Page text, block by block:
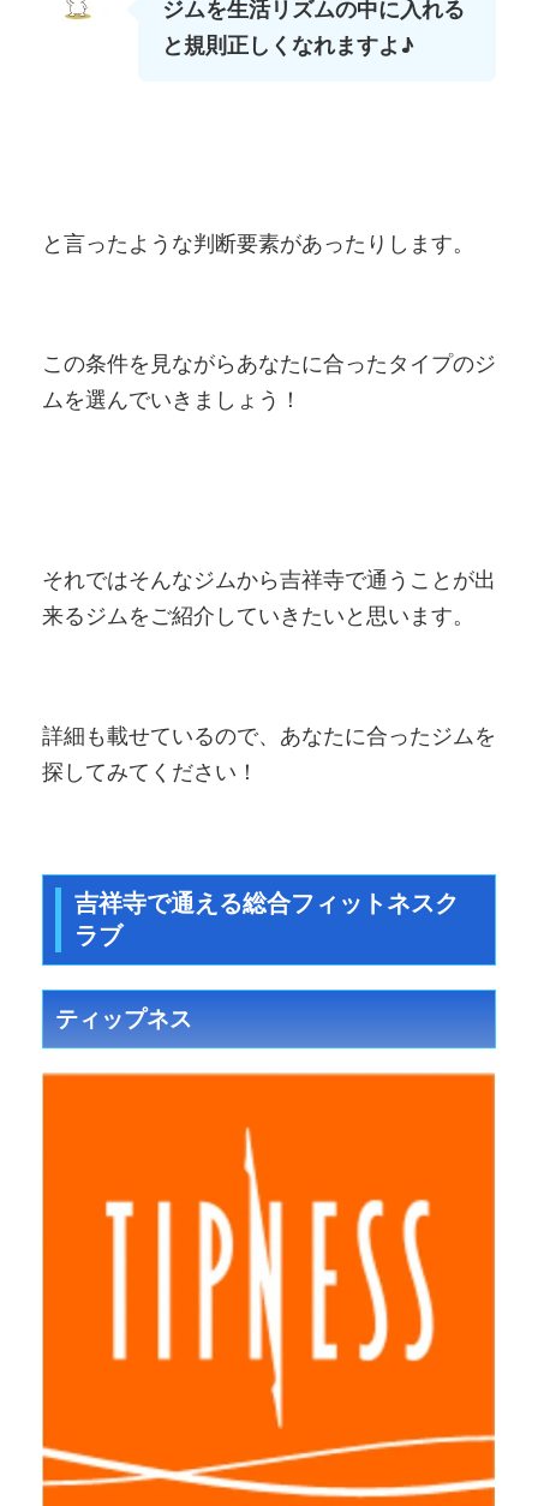
ジムを生活リズムの中に入れる
と規則正しくなれますよ♪
と言ったような判断要素があったりします。
この条件を見ながらあなたに合ったタイプのジ
ムを選んでいきましょう！
それではそんなジムから吉祥寺で通うことが出
来るジムをご紹介していきたいと思います。
詳細も載せているので、あなたに合ったジムを
探してみてください！
吉祥寺で通える総合フィットネスク
ラブ
ティップネス